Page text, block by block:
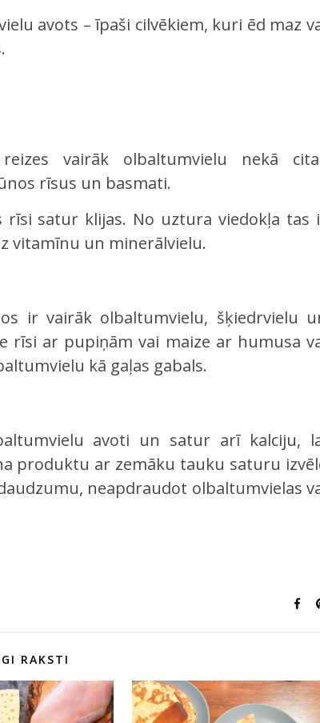
avots – īpaši cilvēkiem, kuri ēd maz
vairāk olbaltumvielu nekā
rīsus un basmati.
rīsi satur klijas. No uztura viedokļa tas
vitamīnu un minerālvielu.
ir vairāk olbaltumvielu, šķiedrvielu
rīsi ar pupiņām vai maize ar humusa
kā gaļas gabals.
avoti un satur arī kalciju,
produktu ar zemāku tauku saturu
neapdraudot olbaltumvielas
RAKSTI